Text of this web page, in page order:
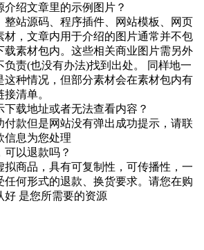
介绍文章里的示例图片？
整站源码、程序插件、网站模板、网页
材，文章内用于介绍的图片通常并不包
载素材包内。这些相关商业图片需另外
负责(也没有办法)找到出处。 同样地一
这种情况，但部分素材会在素材包内有
清单。
下载地址或者无法查看内容？
付款但是网站没有弹出成功提示，请联
信息为您处理
可以退款吗？
拟商品，具有可复制性，可传播性，一
任何形式的退款、换货要求。请您在购
好 是您所需要的资源